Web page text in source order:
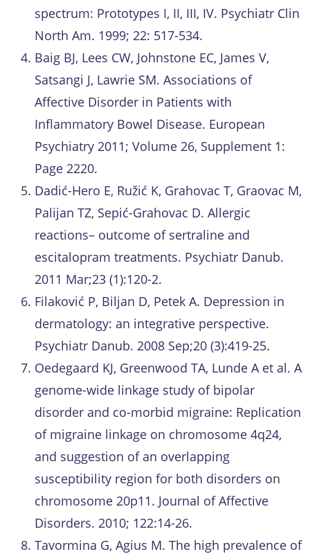
spectrum: Prototypes I, II, III, IV. Psychiatr Clin
North Am. 1999; 22: 517-534.
Baig BJ, Lees CW, Johnstone EC, James V,
Satsangi J, Lawrie SM. Associations of
Affective Disorder in Patients with
Inflammatory Bowel Disease. European
Psychiatry 2011; Volume 26, Supplement 1:
Page 2220.
Dadić-Hero E, Ružić K, Grahovac T, Graovac M,
Palijan TZ, Sepić-Grahovac D. Allergic
reactions– outcome of sertraline and
escitalopram treatments. Psychiatr Danub.
2011 Mar;23 (1):120-2.
Filaković P, Biljan D, Petek A. Depression in
dermatology: an integrative perspective.
Psychiatr Danub. 2008 Sep;20 (3):419-25.
Oedegaard KJ, Greenwood TA, Lunde A et al. A
genome-wide linkage study of bipolar
disorder and co-morbid migraine: Replication
of migraine linkage on chromosome 4q24,
and suggestion of an overlapping
susceptibility region for both disorders on
chromosome 20p11. Journal of Affective
Disorders. 2010; 122:14-26.
Tavormina G, Agius M. The high prevalence of